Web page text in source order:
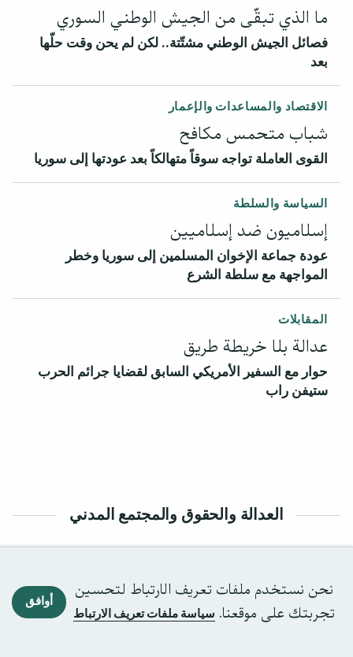
ما الذي تبقّى من الجيش الوطني السوري
فصائل الجيش الوطني مشتّتة.. لكن لم يحن وقت حلّها
بعد
الاقتصاد والمساعدات والإعمار
شباب متحمس مكافح
القوى العاملة تواجه سوقاً متهالكاً بعد عودتها إلى سوريا
السياسة والسلطة
إسلاميون ضد إسلاميين
عودة جماعة الإخوان المسلمين إلى سوريا وخطر
المواجهة مع سلطة الشرع
المقابلات
عدالة بلا خريطة طريق
حوار مع السفير الأمريكي السابق لقضايا جرائم الحرب
ستيفن راب
العدالة والحقوق والمجتمع المدني
نحن نستخدم ملفات تعريف الارتباط لتحسين
تجربتك على موقعنا. سياسة ملفات تعريف الارتباط
أوافق